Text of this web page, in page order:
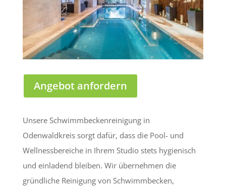
Angebot anfordern
Unsere Schwimmbeckenreinigung in
Odenwaldkreis sorgt dafür, dass die Pool- und
Wellnessbereiche in Ihrem Studio stets hygienisch
und einladend bleiben. Wir übernehmen die
gründliche Reinigung von Schwimmbecken,